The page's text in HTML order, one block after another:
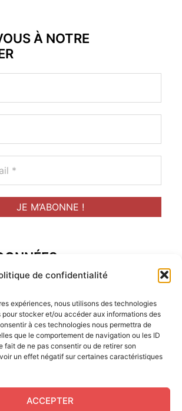
de confidentialité
expériences, nous utilisons des technologies
stocker et/ou accéder aux informations des
à ces technologies nous permettra de
que le comportement de navigation ou les ID
fait de ne pas consentir ou de retirer son
un effet négatif sur certaines caractéristiques
ACCEPTER
À NOTRE
FERRET
litteraire-cap-ferret.fr